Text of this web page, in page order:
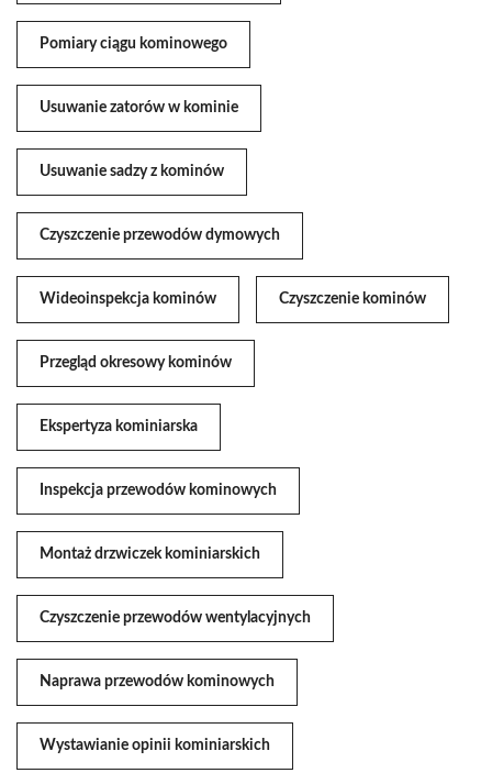
Pomiary ciągu kominowego
Usuwanie zatorów w kominie
Usuwanie sadzy z kominów
Czyszczenie przewodów dymowych
Wideoinspekcja kominów Czyszczenie kominów
Przegląd okresowy kominów
Ekspertyza kominiarska
Inspekcja przewodów kominowych
Montaż drzwiczek kominiarskich
Czyszczenie przewodów wentylacyjnych
Naprawa przewodów kominowych
Wystawianie opinii kominiarskich